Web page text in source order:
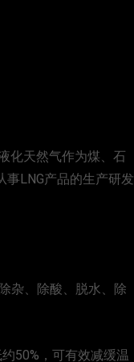
化天然气作为煤、石
LNG产品的生产研发
杂、除酸、脱水、除
50%，可有效减缓温